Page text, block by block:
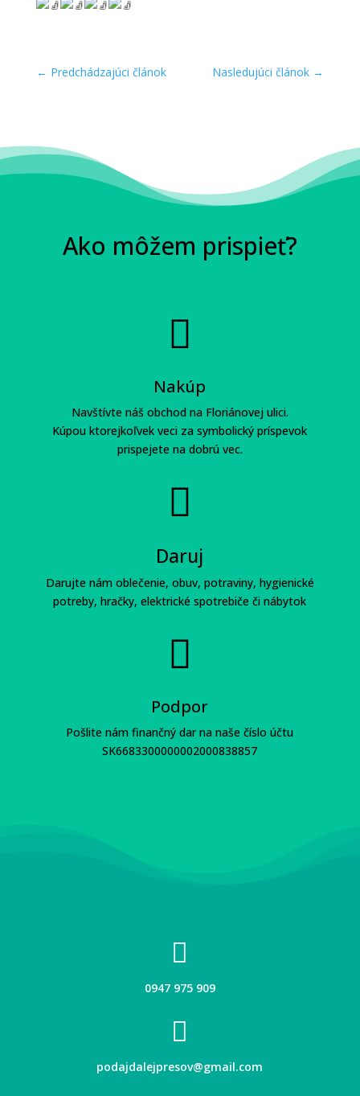
← Predchádzajúci článok Nasledujúci článok →
Ako môžem prispieť?

Nakúp
Navštívte náš obchod na Floriánovej ulici.
Kúpou ktorejkoľvek veci za symbolický príspevok
prispejete na dobrú vec.

Daruj
Darujte nám oblečenie, obuv, potraviny, hygienické
potreby, hračky, elektrické spotrebiče či nábytok

Podpor
Pošlite nám finančný dar na naše číslo účtu
SK6683300000002000838857

0947 975 909

podajdalejpresov@gmail.com